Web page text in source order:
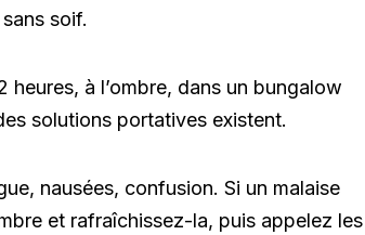
soif.
heures, à l’ombre, dans un bungalow
solutions portatives existent.
nausées, confusion. Si un malaise
et rafraîchissez-la, puis appelez les